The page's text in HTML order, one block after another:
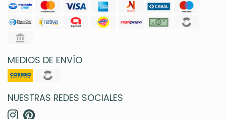
MEDIOS DE ENVÍO
NUESTRAS REDES SOCIALES